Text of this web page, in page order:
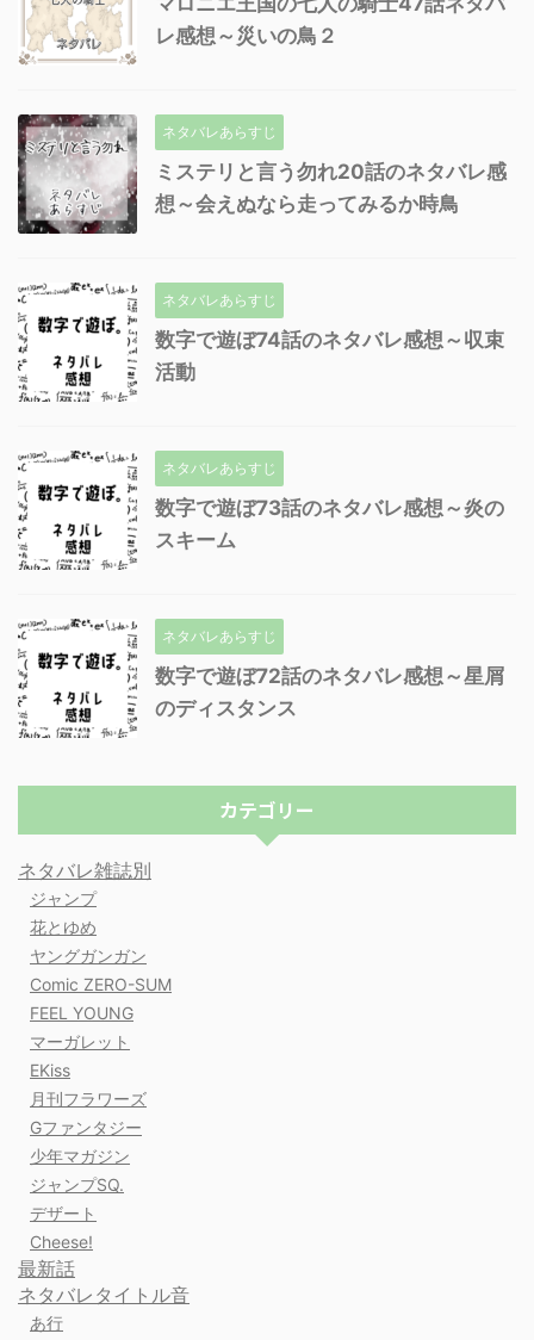
レ感想～災いの鳥２
ネタバレあらすじ
ミステリと言う勿れ20話のネタバレ感
想～会えぬなら走ってみるか時鳥
ネタバレあらすじ
数字で遊ぼ74話のネタバレ感想～収束
活動
ネタバレあらすじ
数字で遊ぼ73話のネタバレ感想～炎の
スキーム
ネタバレあらすじ
数字で遊ぼ72話のネタバレ感想～星屑
のディスタンス
カテゴリー
ネタバレ雑誌別
ジャンプ
花とゆめ
ヤングガンガン
Comic ZERO-SUM
FEEL YOUNG
マーガレット
EKiss
月刊フラワーズ
Gファンタジー
少年マガジン
ジャンプSQ.
デザート
Cheese!
最新話
ネタバレタイトル音
あ行